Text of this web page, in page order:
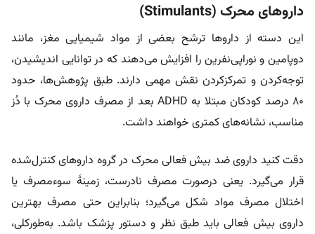
داروهای محرک (Stimulants)
این دسته از داروها ترشح بعضی از مواد شیمیایی مغز، مانند
دوپامین و نوراپی‌نفرین را افزایش می‌دهند که در توانایی اندیشیدن،
توجه‌کردن و تمرکزکردن نقش مهمی دارند. طبق پژوهش‌ها، حدود
۸۰ درصد کودکان مبتلا به ADHD بعد از مصرف داروی محرک با دُز
مناسب، نشانه‌های کمتری خواهند داشت.
دقت کنید داروی ضد بیش فعالی محرک در گروه داروهای کنترل‌شده
قرار می‌گیرد. یعنی درصورت مصرف نادرست، زمینۀ سوءمصرف یا
اختلال مصرف مواد شکل می‌گیرد؛ بنابراین حتی مصرف بهترین
داروی بیش فعالی باید طبق نظر و دستور پزشک باشد. به‎‌طورکلی،